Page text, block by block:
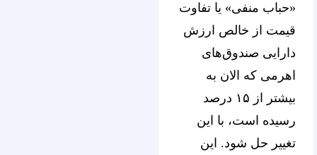
«حباب منفی» یا تفاوت
قیمت از خالص ارزش
دارایی صندوق‌های
اهرمی که الان به
بیشتر از ۱۵ درصد
رسیده است، با این
تغییر حل شود. این